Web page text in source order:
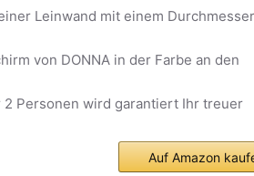
Leinwand mit einem
von DONNA in der Farbe an den
Personen wird garantiert Ihr treuer
Auf Amazon